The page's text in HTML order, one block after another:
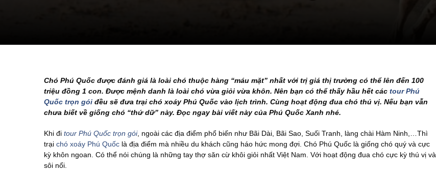
Chó Phú Quốc được đánh giá là loài chó thuộc hàng “máu mặt” nhất với trị giá thị trường có thể lên đến 100
triệu đồng 1 con. Được mệnh danh là loài chó vừa giỏi vừa khôn. Nên bạn có thể thấy hầu hết các tour Phú
Quốc trọn gói đều sẽ đưa trại chó xoáy Phú Quốc vào lịch trình. Cùng hoạt động đua chó thú vị. Nếu bạn vẫn
chưa biết về giống chó “thứ dữ” này. Đọc ngay bài viết này của Phú Quốc Xanh nhé.
Khi đi tour Phú Quốc trọn gói, ngoài các địa điểm phổ biến như Bãi Dài, Bãi Sao, Suối Tranh, làng chài Hàm Ninh,…Thì
trại chó xoáy Phú Quốc là địa điểm mà nhiều du khách cũng háo hức mong đợi. Chó Phú Quốc là giống chó quý và cực
kỳ khôn ngoan. Có thể nói chúng là những tay thợ săn cừ khôi giỏi nhất Việt Nam. Với hoạt động đua chó cực kỳ thú vị và
sôi nổi.